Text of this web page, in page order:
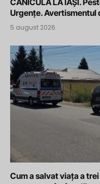
Urgențe. Avertismentul
5 august 2026
Cum a salvat viața a